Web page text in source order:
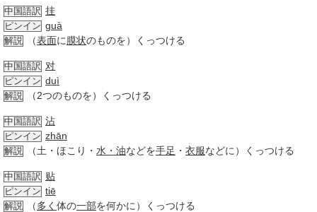
中国語訳 挂
ピンイン guà
解説 （表面に膜状のものを）くっつける
中国語訳 对
ピンイン duì
解説 （2つのものを）くっつける
中国語訳 沾
ピンイン zhān
解説 （土・ほこり・ 水・油などを手足 ・ 衣服などに）くっつける
中国語訳 贴
ピンイン tiē
解説 （多く 体の一部を何かに）くっつける